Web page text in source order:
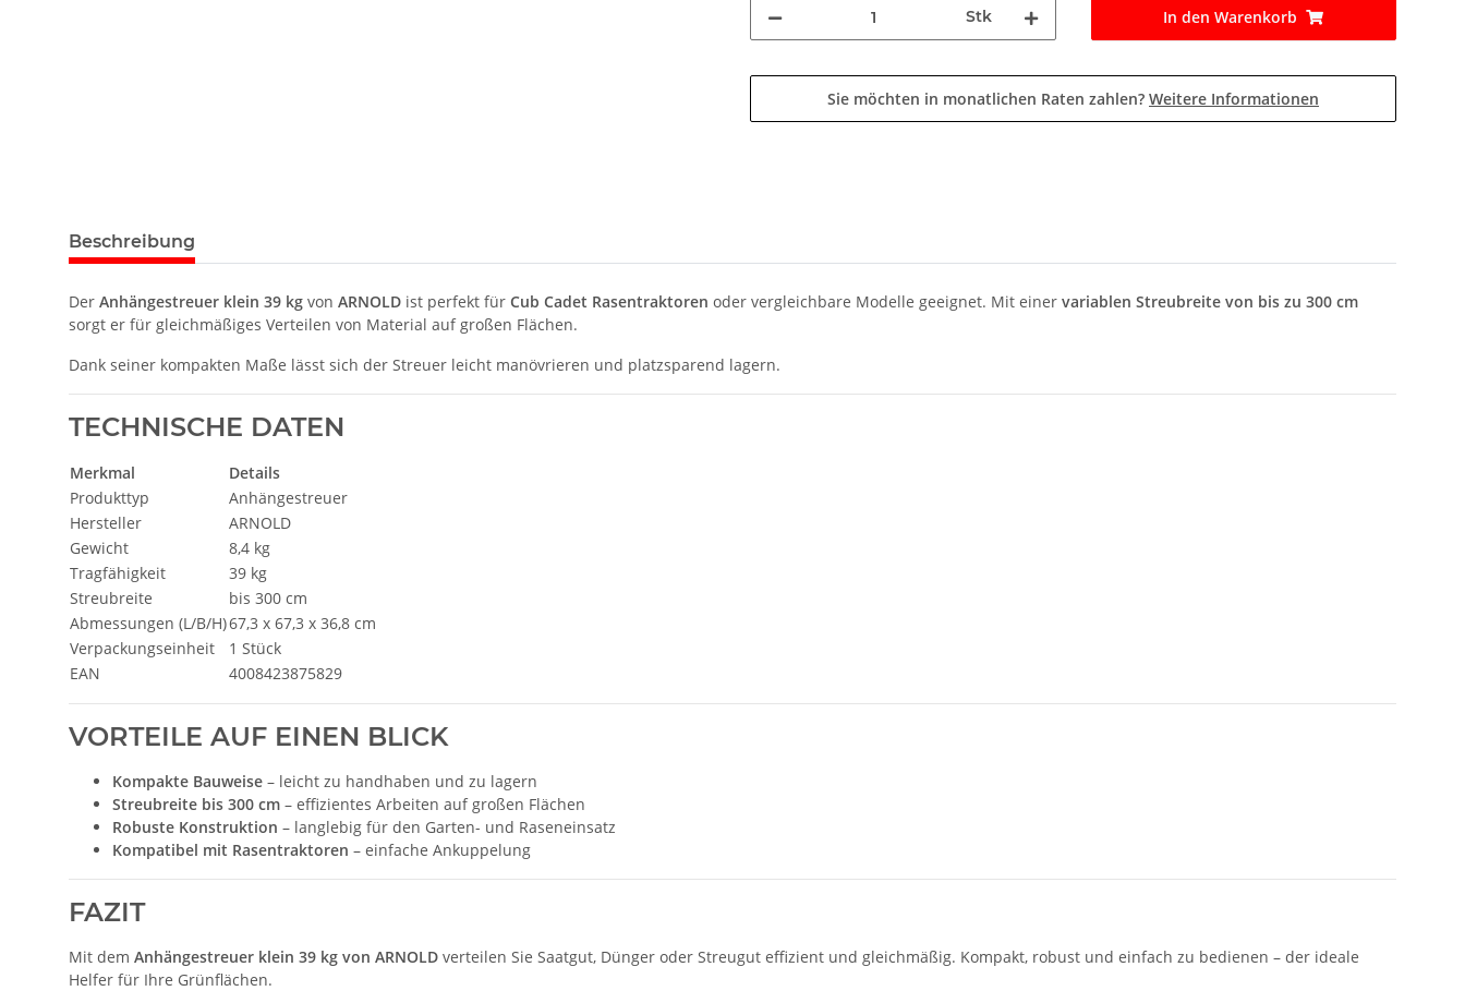
Stk In den Warenkorb
Sie möchten in monatlichen Raten zahlen? Weitere Informationen
Beschreibung
Der Anhängestreuer klein 39 kg von ARNOLD ist perfekt für Cub Cadet Rasentraktoren oder vergleichbare Modelle geeignet. Mit einer variablen Streubreite von bis zu 300 cm
sorgt er für gleichmäßiges Verteilen von Material auf großen Flächen.
Dank seiner kompakten Maße lässt sich der Streuer leicht manövrieren und platzsparend lagern.
TECHNISCHE DATEN
Merkmal
Details
Produkttyp
Anhängestreuer
Hersteller
ARNOLD
Gewicht
8,4 kg
Tragfähigkeit
39 kg
Streubreite
bis 300 cm
Abmessungen (L/B/H)67,3 x 67,3 x 36,8 cm
Verpackungseinheit
1 Stück
EAN
4008423875829
VORTEILE AUF EINEN BLICK
Kompakte Bauweise – leicht zu handhaben und zu lagern
Streubreite bis 300 cm – effizientes Arbeiten auf großen Flächen
Robuste Konstruktion – langlebig für den Garten- und Raseneinsatz
Kompatibel mit Rasentraktoren – einfache Ankuppelung
FAZIT
Mit dem Anhängestreuer klein 39 kg von ARNOLD verteilen Sie Saatgut, Dünger oder Streugut effizient und gleichmäßig. Kompakt, robust und einfach zu bedienen – der ideale
Helfer für Ihre Grünflächen.